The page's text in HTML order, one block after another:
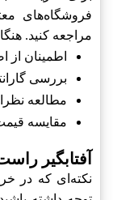
فروشگاه‌های
مراجعه کنید.
اطمینان
بررسی
مطالعه
مقایسه
آفتابگیر راست ام وی ام